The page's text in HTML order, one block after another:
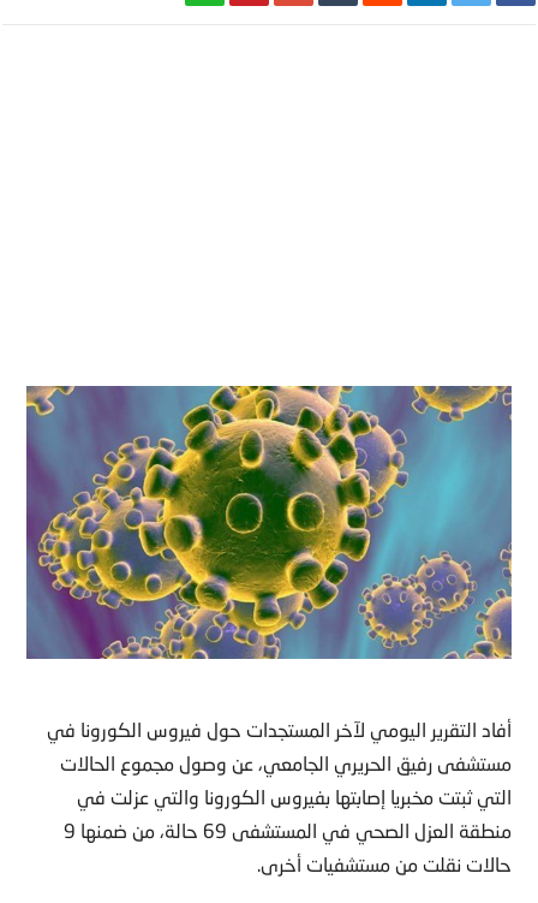
أفاد التقرير اليومي لآخر المستجدات حول فيروس الكورونا في
مستشفى رفيق الحريري الجامعي، عن وصول مجموع الحالات
التي ثبتت مخبريا إصابتها بفيروس الكورونا والتي عزلت في
منطقة العزل الصحي في المستشفى 69 حالة، من ضمنها 9
حالات نقلت من مستشفيات أخرى.